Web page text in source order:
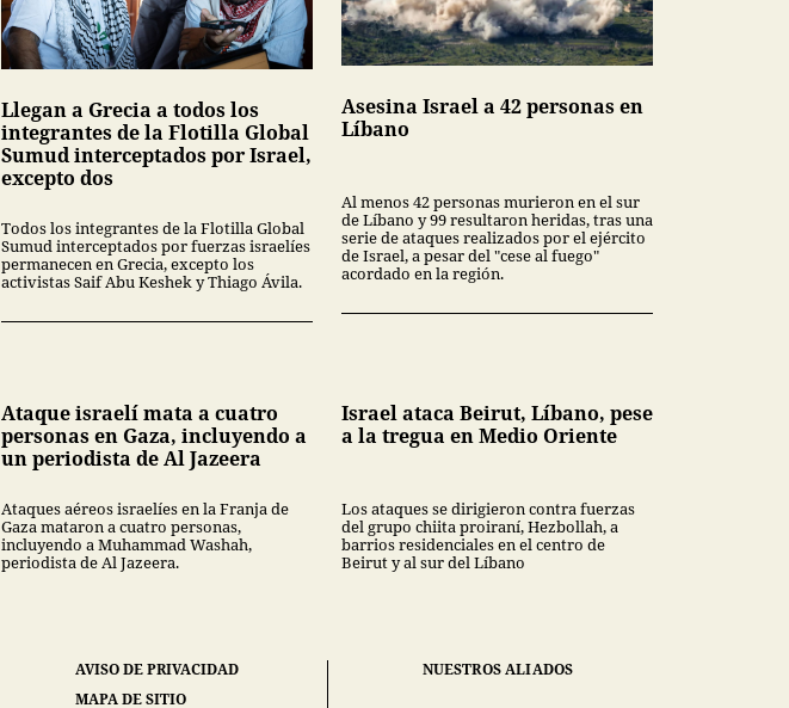
Llegan a Grecia a todos los
integrantes de la Flotilla Global
Sumud interceptados por Israel,
excepto dos
Todos los integrantes de la Flotilla Global
Sumud interceptados por fuerzas israelíes
permanecen en Grecia, excepto los
activistas Saif Abu Keshek y Thiago Ávila.
Asesina Israel a 42 personas en
Líbano
Al menos 42 personas murieron en el sur
de Líbano y 99 resultaron heridas, tras una
serie de ataques realizados por el ejército
de Israel, a pesar del "cese al fuego"
acordado en la región.
Ataque israelí mata a cuatro
personas en Gaza, incluyendo a
un periodista de Al Jazeera
Ataques aéreos israelíes en la Franja de
Gaza mataron a cuatro personas,
incluyendo a Muhammad Washah,
periodista de Al Jazeera.
Israel ataca Beirut, Líbano, pese
a la tregua en Medio Oriente
Los ataques se dirigieron contra fuerzas
del grupo chiita proiraní, Hezbollah, a
barrios residenciales en el centro de
Beirut y al sur del Líbano
AVISO DE PRIVACIDAD
MAPA DE SITIO
NUESTROS ALIADOS